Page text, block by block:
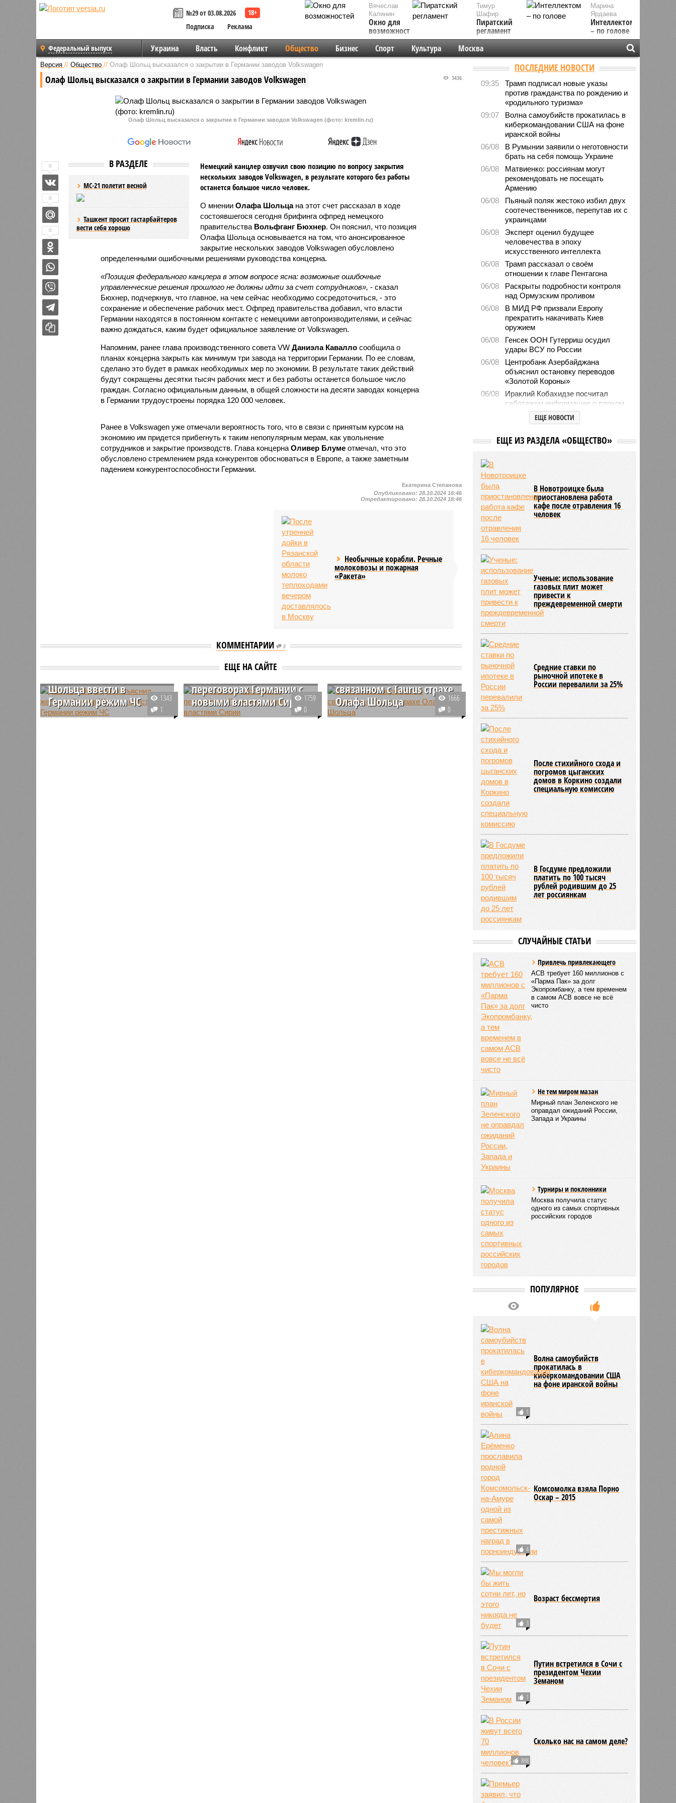
№29 от 03.08.2026
Подписка
Реклама
Вячеслав
Калинин
Окно для
возможностей
Марина
Ярдаева
Интеллектом
– по голове
Тимур
Шафир
Пиратский
регламент
Федеральный выпуск Украина Власть Конфликт Общество Бизнес Спорт Культура Москва
Версия // Общество // Олаф Шольц высказался о закрытии в Германии заводов Volkswagen
Олаф Шольц высказался о закрытии в Германии заводов Volkswagen 3436
Олаф Шольц высказался о закрытии в Германии заводов Volkswagen (фото: kremlin.ru)
В РАЗДЕЛЕ
МС-21 полетит весной
Ташкент просит гастарбайтеров
вести себя хорошо
Немецкий канцлер озвучил свою позицию по вопросу закрытия
нескольких заводов Volkswagen, в результате которого без работы
останется большое число человек.
О мнении Олафа Шольцана этот счет рассказал в ходе
состоявшегося сегодня брифинга офпред немецкого
правительства Вольфганг Бюхнер. Он пояснил, что позиция
Олафа Шольца основывается на том, что анонсированное
закрытие нескольких заводов Volkswagen обусловлено
определенными ошибочными решениями руководства концерна.
«Позиция федерального канцлера в этом вопросе ясна: возможные ошибочные
управленческие решения прошлого не должны идти за счет сотрудников», - сказал
Бюхнер, подчеркнув, что главное, на чем сейчас необходимо сосредоточиться, - это
сохранение и обеспечение рабочих мест. Офпред правительства добавил, что власти
Германии находятся в постоянном контакте с немецкими автопроизводителями, и сейчас
важно дождаться, каким будет официальное заявление от Volkswagen.
Напомним, ранее глава производственного совета VW Даниэла Каваллосообщила о
планах концерна закрыть как минимум три завода на территории Германии. По ее словам,
сделано это будет в рамках необходимых мер по экономии. В результате таких действий
будут сокращены десятки тысяч рабочих мест и без работы останется большое число
граждан. Согласно официальным данным, в общей сложности на десяти заводах концерна
в Германии трудоустроены порядка 120 000 человек.
Ранее в Volkswagen уже отмечали вероятность того, что в связи с принятым курсом на
экономию им придется прибегнуть к таким непопулярным мерам, как увольнение
сотрудников и закрытие производств. Глава концерна Оливер Блумеотмечал, что это
обусловлено стремлением ряда конкурентов обосноваться в Европе, а также заметным
падением конкурентоспособности Германии.
0
0
0
Екатерина Степанова
Опубликовано:28.10.2024 18:46
Отредактировано:28.10.2024 18:46
Необычные корабли. Речные
молоковозы и пожарная
«Ракета»
КОММЕНТАРИИ 0
ЕЩЕ НА САЙТЕ
Дмитрий Медведев
Шольца ввести в
Германии режим ЧС
Замглавы российского Совбеза
1343
1
Олаф Шольц рассказал о
переговорах Германии с
новыми властями Сирии
Немецкий канцлер Олаф Шольц
1759
0
связанном с Taurus страхе
Олафа Шольца
Немецкий канцлер Олаф Шольц
1666
0
ПОСЛЕДНИЕ НОВОСТИ
09:35
Трамп подписал новые указы
против гражданства по рождению и
«родильного туризма»
09:07
Волна самоубийств прокатилась в
киберкомандовании США на фоне
иранской войны
06/08
В Румынии заявили о неготовности
брать на себя помощь Украине
06/08
Матвиенко: россиянам могут
рекомендовать не посещать
Армению
06/08
Пьяный поляк жестоко избил двух
соотечественников, перепутав их с
украинцами
06/08
Эксперт оценил будущее
человечества в эпоху
искусственного интеллекта
06/08
Трамп рассказал о своём
отношении к главе Пентагона
06/08
Раскрыты подробности контроля
над Ормузским проливом
06/08
В МИД РФ призвали Европу
прекратить накачивать Киев
оружием
06/08
Генсек ООН Гутерриш осудил
удары ВСУ по России
06/08
Центробанк Азербайджана
объяснил остановку переводов
«Золотой Короны»
06/08
Ираклий Кобахидзе посчитал
саботажем информацию о плохом
отношении к россиянам в Грузии
МИД: проблемы экспорта Армении
стороны Москвы
миграционным кризисом в Сеуте
06/08
Ямпольская объяснила причины
проблем с поступлением в
ведущие вузы страны
ЕЩЕ НОВОСТИ
НОВОСТИ ПАРТНЕРОВ
ЕЩЕ ИЗ РАЗДЕЛА «ОБЩЕСТВО»
Ученые: использование
домов в Коркино создали
платить по 100 тысяч
рублей родившим до 25
СЛУЧАЙНЫЕ СТАТЬИ
прокатилась в
Оскар – 2015
1
Земаном